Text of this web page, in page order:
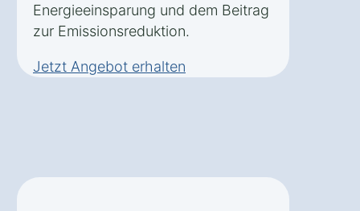
Energieeinsparung und dem Beitrag
zur Emissionsreduktion.
Jetzt Angebot erhalten